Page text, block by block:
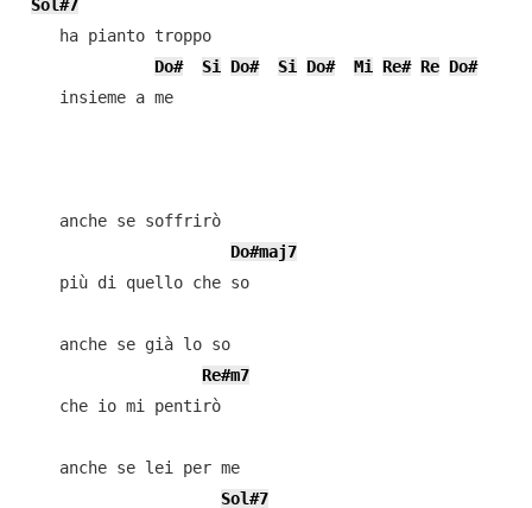
Sol#7
    ha pianto troppo
Do#
Si Do# Si Do# Mi Re# Re Do#
    insieme a me
    anche se soffrirò
Do#maj7
    più di quello che so
    anche se già lo so
Re#m7
    che io mi pentirò
    anche se lei per me
Sol#7